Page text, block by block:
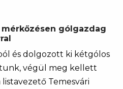
mérkőzésen gólgazdag
és dolgozott ki kétgólos
végül meg kellett
Temesvári